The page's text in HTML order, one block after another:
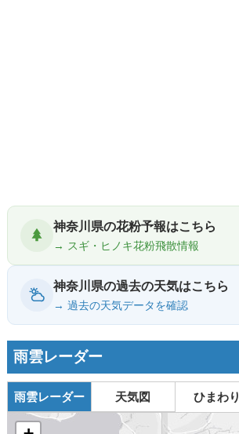
神奈川県の花粉予報はこちら
→ スギ・ヒノキ花粉飛散情報
神奈川県の過去の天気はこちら
→ 過去の天気データを確認
雨雲レーダー
雨雲レーダー 天気図 ひまわり